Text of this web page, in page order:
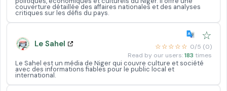
couverture détaillée des affaires nationales et des analyses
critiques sur les défis du pays.
Le Sahel
☆
☆☆☆☆☆ 0/5 (0)
Read by our users:183 times
Le Sahel est un média de Niger qui couvre culture et société
avec des informations fiables pour le public local et
international.